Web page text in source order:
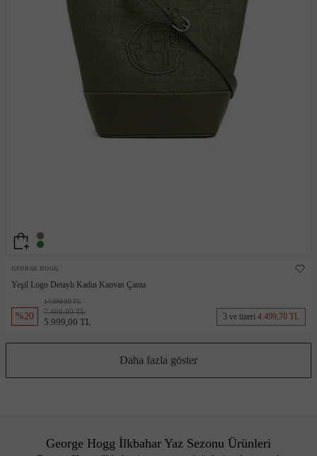
GEORGE HOGG
Yeşil Logo Detaylı Kadın Kanvas Çanta
%20
14.999,00 TL
7.499,00 TL
5.999,00 TL 3 ve üzeri 4.499,70 TL
Daha fazla göster
George Hogg İlkbahar Yaz Sezonu Ürünleri